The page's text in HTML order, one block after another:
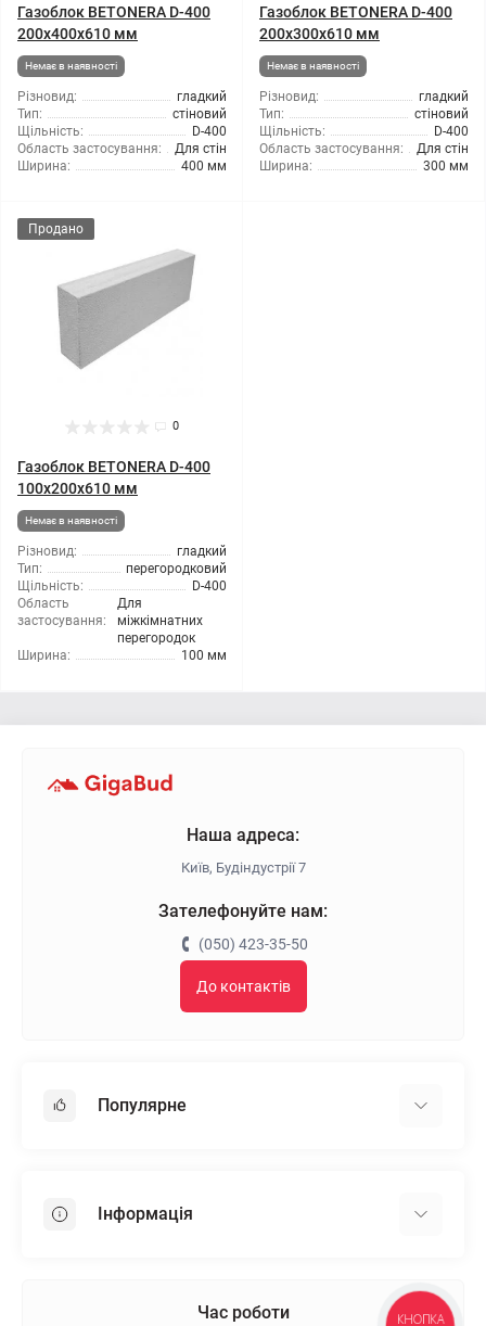
Газоблок BETONERA D-400
200x400x610 мм
Немає в наявності
Різновид:
гладкий
Тип:
стіновий
Щільність:
D-400
Область застосування:
Для стін
Ширина:
400 мм
Газоблок BETONERA D-400
200x300x610 мм
Немає в наявності
Різновид:
гладкий
Тип:
стіновий
Щільність:
D-400
Область застосування:
Для стін
Ширина:
300 мм
Продано
0
Газоблок BETONERA D-400
100x200x610 мм
Немає в наявності
Різновид:
гладкий
Тип:
перегородковий
Щільність:
D-400
Область
застосування:
Для
міжкімнатних
перегородок
Ширина:
100 мм
Наша адреса:
Київ, Будіндустрії 7
Зателефонуйте нам:
(050) 423-35-50
До контактів
Популярне
Пінопласт
Інформація
Час роботи
КНОПКА